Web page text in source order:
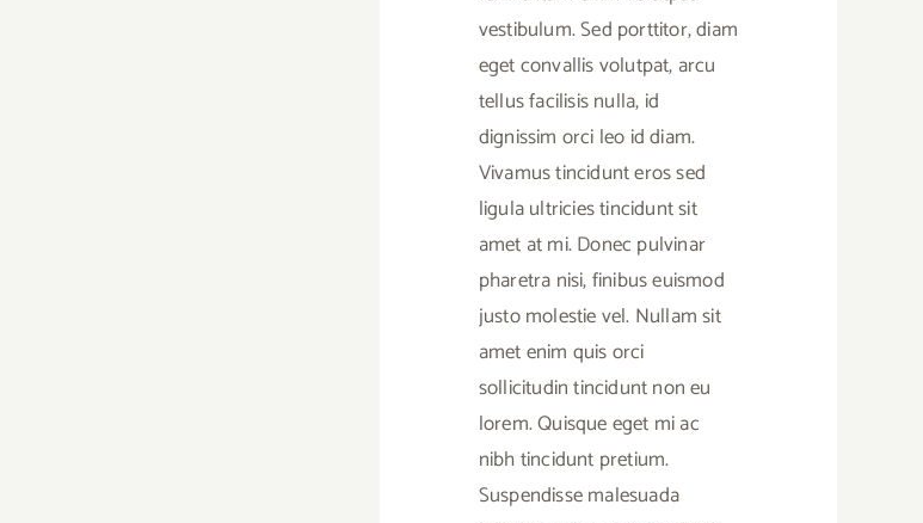
vestibulum. Sed porttitor, diam
eget convallis volutpat, arcu
tellus facilisis nulla, id
dignissim orci leo id diam.
Vivamus tincidunt eros sed
ligula ultricies tincidunt sit
amet at mi. Donec pulvinar
pharetra nisi, finibus euismod
justo molestie vel. Nullam sit
amet enim quis orci
sollicitudin tincidunt non eu
lorem. Quisque eget mi ac
nibh tincidunt pretium.
Suspendisse malesuada